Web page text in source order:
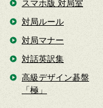
スマホ版 対局室
対局ルール
対局マナー
対話英訳集
高級デザイン碁盤
「極」